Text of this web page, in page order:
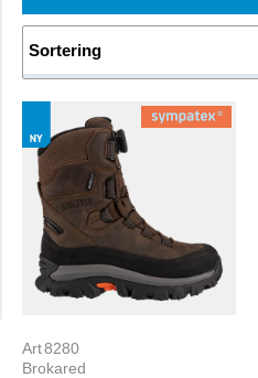
Sortering
Brokared
8280